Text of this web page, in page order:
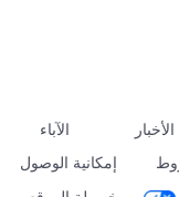
الآباء
إمكانية الوصول